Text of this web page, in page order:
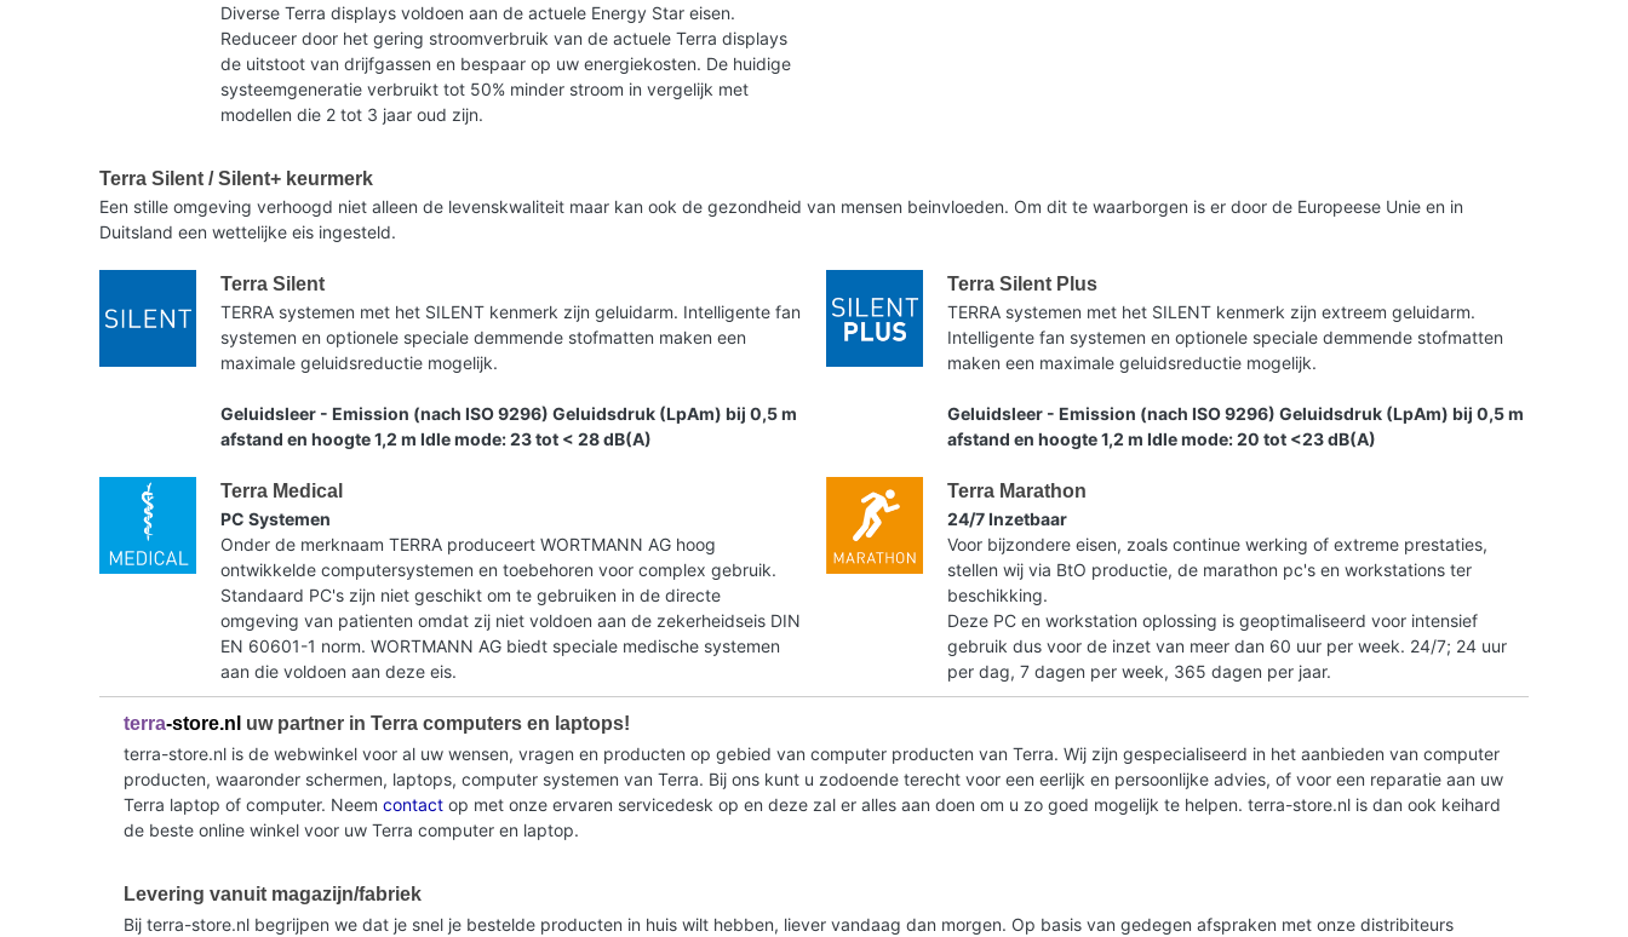
Diverse Terra displays voldoen aan de actuele Energy Star eisen.
Reduceer door het gering stroomverbruik van de actuele Terra displays
de uitstoot van drijfgassen en bespaar op uw energiekosten. De huidige
systeemgeneratie verbruikt tot 50% minder stroom in vergelijk met
modellen die 2 tot 3 jaar oud zijn.
Terra Silent / Silent+ keurmerk
Een stille omgeving verhoogd niet alleen de levenskwaliteit maar kan ook de gezondheid van mensen beinvloeden. Om dit te waarborgen is er door de Europeese Unie en in
Duitsland een wettelijke eis ingesteld.
Terra Silent
TERRA systemen met het SILENT kenmerk zijn geluidarm. Intelligente fan
systemen en optionele speciale demmende stofmatten maken een
maximale geluidsreductie mogelijk.
Geluidsleer - Emission (nach ISO 9296) Geluidsdruk (LpAm) bij 0,5 m
afstand en hoogte 1,2 m Idle mode: 23 tot < 28 dB(A)
Terra Silent Plus
TERRA systemen met het SILENT kenmerk zijn extreem geluidarm.
Intelligente fan systemen en optionele speciale demmende stofmatten
maken een maximale geluidsreductie mogelijk.
Geluidsleer - Emission (nach ISO 9296) Geluidsdruk (LpAm) bij 0,5 m
afstand en hoogte 1,2 m Idle mode: 20 tot <23 dB(A)
Terra Medical
PC Systemen
Onder de merknaam TERRA produceert WORTMANN AG hoog
ontwikkelde computersystemen en toebehoren voor complex gebruik.
Standaard PC's zijn niet geschikt om te gebruiken in de directe
omgeving van patienten omdat zij niet voldoen aan de zekerheidseis DIN
EN 60601-1 norm. WORTMANN AG biedt speciale medische systemen
aan die voldoen aan deze eis.
Terra Marathon
24/7 Inzetbaar
Voor bijzondere eisen, zoals continue werking of extreme prestaties,
stellen wij via BtO productie, de marathon pc's en workstations ter
beschikking.
Deze PC en workstation oplossing is geoptimaliseerd voor intensief
gebruik dus voor de inzet van meer dan 60 uur per week. 24/7; 24 uur
per dag, 7 dagen per week, 365 dagen per jaar.
terra-store.nl uw partner in Terra computers en laptops!
terra-store.nl is de webwinkel voor al uw wensen, vragen en producten op gebied van computer producten van Terra. Wij zijn gespecialiseerd in het aanbieden van computer
producten, waaronder schermen, laptops, computer systemen van Terra. Bij ons kunt u zodoende terecht voor een eerlijk en persoonlijke advies, of voor een reparatie aan uw
Terra laptop of computer. Neem contact op met onze ervaren servicedesk op en deze zal er alles aan doen om u zo goed mogelijk te helpen. terra-store.nl is dan ook keihard
de beste online winkel voor uw Terra computer en laptop.
Levering vanuit magazijn/fabriek
Bij terra-store.nl begrijpen we dat je snel je bestelde producten in huis wilt hebben, liever vandaag dan morgen. Op basis van gedegen afspraken met onze distribiteurs